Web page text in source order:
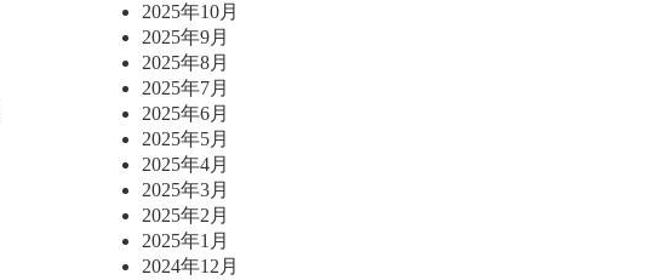
2025年10月
2025年9月
2025年8月
2025年7月
2025年6月
2025年5月
2025年4月
2025年3月
2025年2月
2025年1月
2024年12月